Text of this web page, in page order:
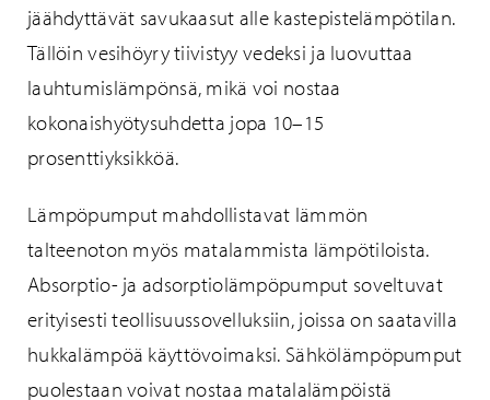
jäähdyttävät savukaasut alle kastepistelämpötilan.
Tällöin vesihöyry tiivistyy vedeksi ja luovuttaa
lauhtumislämpönsä, mikä voi nostaa
kokonaishyötysuhdetta jopa 10–15
prosenttiyksikköä.
Lämpöpumput mahdollistavat lämmön
talteenoton myös matalammista lämpötiloista.
Absorptio- ja adsorptiolämpöpumput soveltuvat
erityisesti teollisuussovelluksiin, joissa on saatavilla
hukkalämpöä käyttövoimaksi. Sähkölämpöpumput
puolestaan voivat nostaa matalalämpöistä